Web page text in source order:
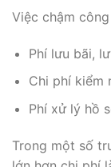
Việc chậm
Phí lưu bãi,
Chi phí kiểm
Phí xử lý hồ
Trong một số